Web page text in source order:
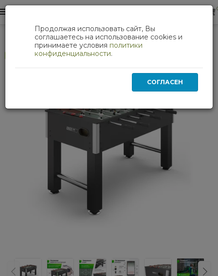
Игровой стол UNIX Line Футбол - Кикер (140х74 cм) Black
Продолжая использовать сайт, Вы
соглашаетесь на использование cookies и
принимаете условия политики
конфиденциальности.
СОГЛАСЕН